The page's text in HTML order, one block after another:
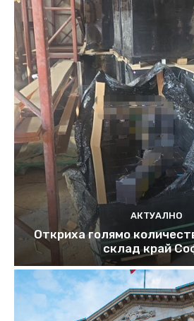
АКТУАЛНО
Откриха голямо
склад край